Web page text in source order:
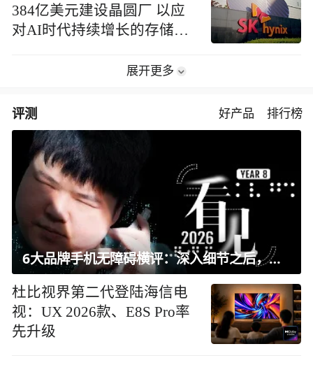
384亿美元建设晶圆厂 以应
对AI时代持续增长的存储芯
展开更多
评测 好产品 排行榜
6大品牌手机无障碍横评：深入细节之后，似乎只有苹果能挺住？｜ 看见2026
杜比视界第二代登陆海信电
视：UX 2026款、E8S Pro率
先升级